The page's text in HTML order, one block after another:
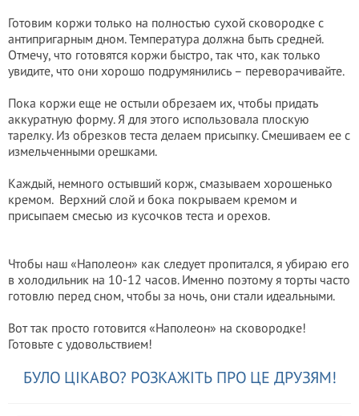
Готовим коржи только на полностью сухой сковородке с
антипригарным дном. Температура должна быть средней.
Отмечу, что готовятся коржи быстро, так что, как только
увидите, что они хорошо подрумянились – переворачивайте.
Пока коржи еще не остыли обрезаем их, чтобы придать
аккуратную форму. Я для этого использовала плоскую
тарелку. Из обрезков теста делаем присыпку. Смешиваем ее с
измельченными орешками.
Каждый, немного остывший корж, смазываем хорошенько
кремом. Верхний слой и бока покрываем кремом и
присыпаем смесью из кусочков теста и орехов.
Чтобы наш «Наполеон» как следует пропитался, я убираю его
в холодильник на 10-12 часов. Именно поэтому я торты часто
готовлю перед сном, чтобы за ночь, они стали идеальными.
Вот так просто готовится «Наполеон» на сковородке!
Готовьте с удовольствием!
БУЛО ЦІКАВО? РОЗКАЖІТЬ ПРО ЦЕ ДРУЗЯМ!